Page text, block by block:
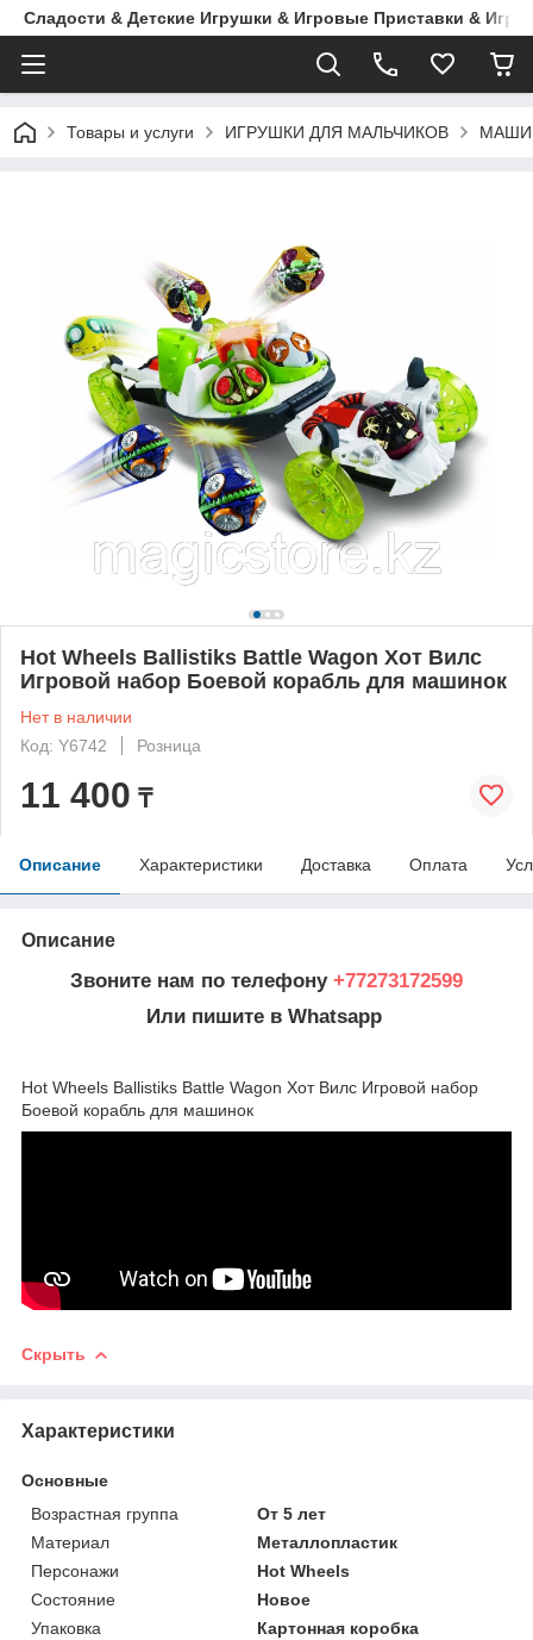
Сладости & Детские Игрушки & Игровые Приставки & Игры
Товары и услуги ИГРУШКИ ДЛЯ МАЛЬЧИКОВ
Hot Wheels Ballistiks Battle Wagon Хот Вилс
Игровой набор Боевой корабль для машинок
Нет в наличии
Код: Y6742
Розница
11 400 ₸
Описание Характеристики Доставка Оплата
Описание
Звоните нам по телефону +77273172599
Или пишите в Whatsapp
Hot Wheels Ballistiks Battle Wagon Хот Вилс Игровой набор
Боевой корабль для машинок
Скрыть
Характеристики
Основные
Возрастная группа
От 5 лет
Материал
Металлопластик
Персонажи
Hot Wheels
Состояние
Новое
Упаковка
Картонная коробка